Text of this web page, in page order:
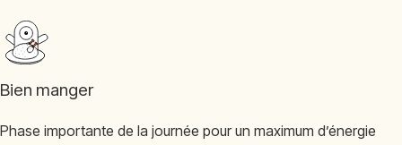
Bien manger
Phase importante de la journée pour un maximum d’énergie